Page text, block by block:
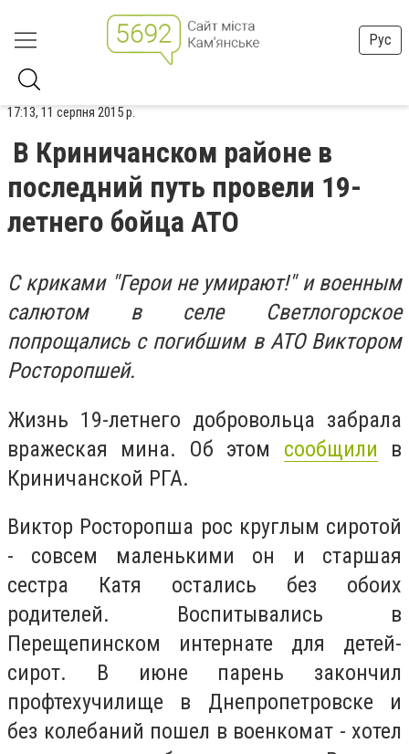
Рус
17:13, 11 серпня 2015 р.
В Криничанском районе в
последний путь провели 19-
летнего бойца АТО
С криками "Герои не умирают!" и военным
салютом в селе Светлогорское
попрощались с погибшим в АТО Виктором
Росторопшей.
Жизнь 19-летнего добровольца забрала
вражеская мина. Об этом сообщили в
Криничанской РГА.
Виктор Росторопша рос круглым сиротой
- совсем маленькими он и старшая
сестра Катя остались без обоих
родителей. Воспитывались в
Перещепинском интернате для детей-
сирот. В июне парень закончил
профтехучилище в Днепропетровске и
без колебаний пошел в военкомат - хотел